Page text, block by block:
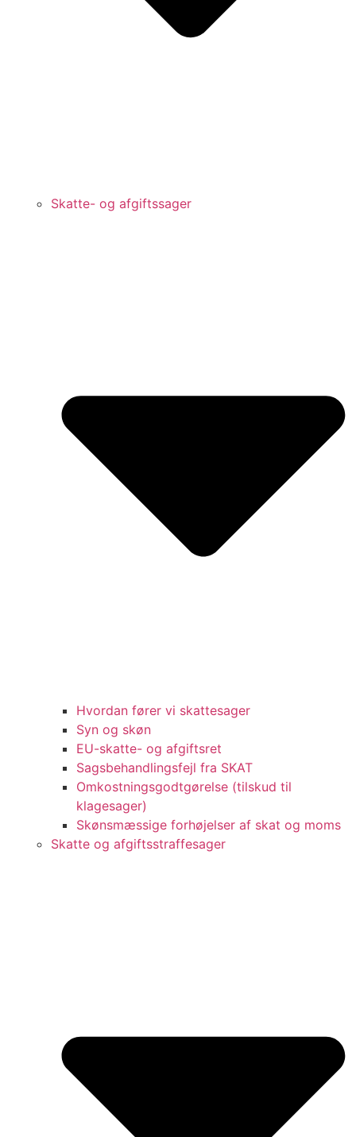
Skatte- og afgiftssager
Hvordan fører vi skattesager
Syn og skøn
EU-skatte- og afgiftsret
Sagsbehandlingsfejl fra SKAT
Omkostningsgodtgørelse (tilskud til
klagesager)
Skønsmæssige forhøjelser af skat og moms
Skatte og afgiftsstraffesager